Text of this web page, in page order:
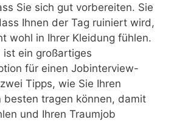
Sie sich gut vorbereiten. Sie
Ihnen der Tag ruiniert wird,
wohl in Ihrer Kleidung fühlen.
ist ein großartiges
für einen Jobinterview-
Tipps, wie Sie Ihren
besten tragen können, damit
und Ihren Traumjob